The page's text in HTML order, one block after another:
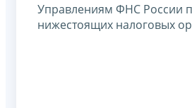
Управлениям ФНС России
нижестоящих налоговых